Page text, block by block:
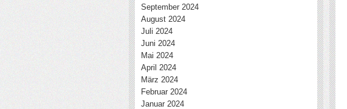
September 2024
August 2024
Juli 2024
Juni 2024
Mai 2024
April 2024
März 2024
Februar 2024
Januar 2024